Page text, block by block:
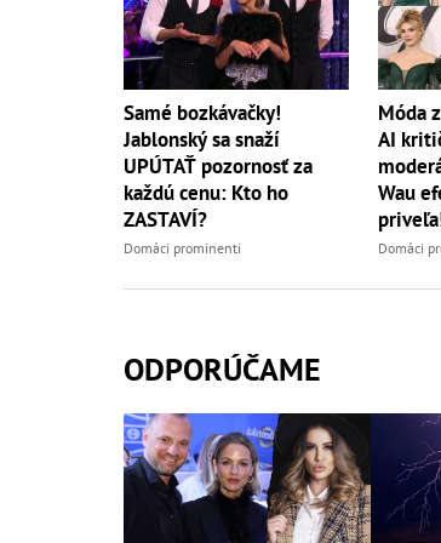
Samé bozkávačky!
Jablonský sa snaží
UPÚTAŤ pozornosť za
každú cenu: Kto ho
ZASTAVÍ?
Domáci prominenti
Móda
AI
Wau
Domáci
ODPORÚČAME